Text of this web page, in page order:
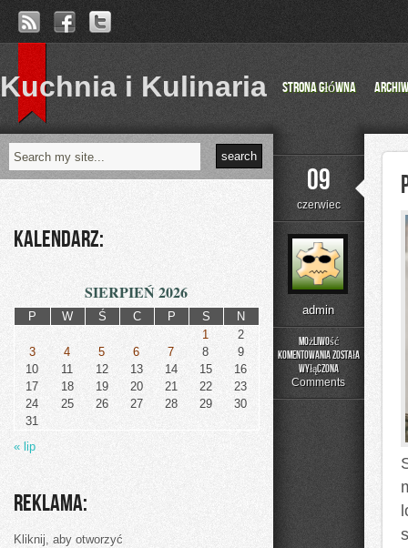
Kuchnia i Kulinaria Strona główna
09
czerwiec
admin
Możliwość
komentowania
Podstawy
Matematyki
została
wyłączona
Comments
Kalendarz:
SIERPIEŃ 2026
P W Ś C P S
N
1
2
3
4 5 6 7 8
9
10
11 12 13 14 15
16
17
18 19 20 21 22
23
24
25 26 27 28 29
30
31
« lip
Reklama:
Kliknij, aby otworzyć